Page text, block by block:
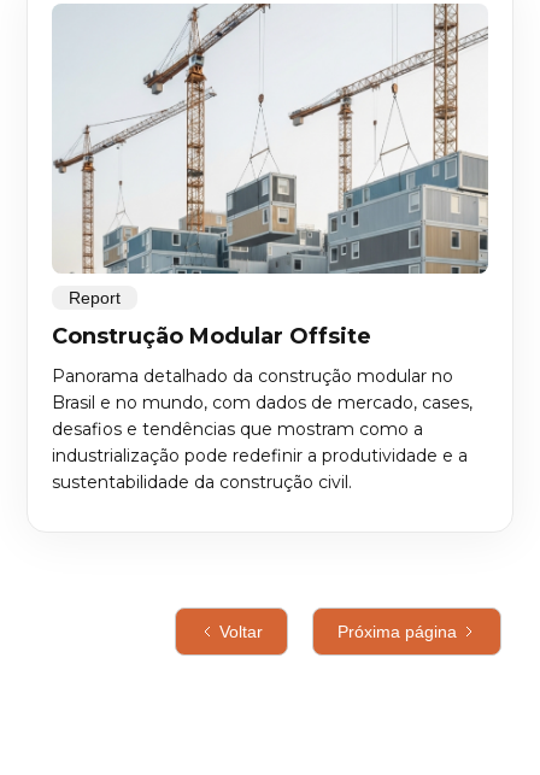
Report
Construção Modular Offsite
Panorama detalhado da construção modular no
Brasil e no mundo, com dados de mercado, cases,
desafios e tendências que mostram como a
industrialização pode redefinir a produtividade e a
sustentabilidade da construção civil.
Voltar Próxima página